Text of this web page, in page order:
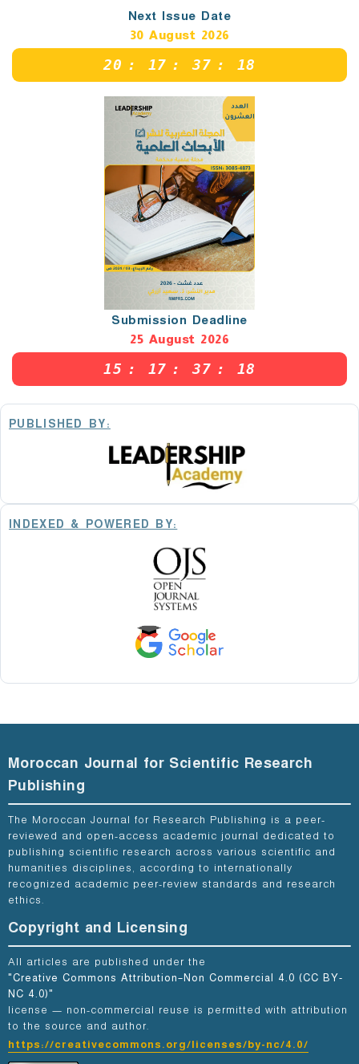
Next Issue Date
30 August 2026
20 : 17 :37 : 17
Submission Deadline
25 August 2026
15 : 17 :37 : 17
PUBLISHED BY:
INDEXED & POWERED BY:
Moroccan Journal for Scientific Research
Publishing
The Moroccan Journal for Research Publishing is a peer-
reviewed and open-access academic journal dedicated to
publishing scientific research across various scientific and
humanities disciplines, according to internationally
recognized academic peer-review standards and research
ethics.
Copyright and Licensing
All articles are published under the
"Creative Commons Attribution–Non Commercial 4.0 (CC BY-
NC 4.0)"
license — non-commercial reuse is permitted with attribution
to the source and author.
https://creativecommons.org/licenses/by-nc/4.0/